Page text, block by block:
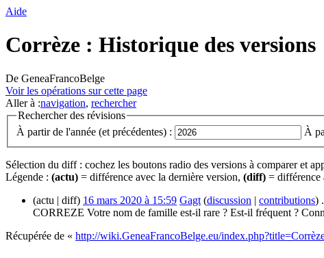
Aide
Corrèze : Historique des versions
De GeneaFrancoBelge
Voir les opérations sur cette page
Aller à :navigation, rechercher
Rechercher des révisions
À partir de l'année (et précédentes) :
À
Sélection du diff : cochez les boutons radio des versions à comparer et
Légende : (actu) = différence avec la dernière version, (diff) = différence
(actu | diff) 16 mars 2020 à 15:59 Gagt (discussion contributions)
CORREZE Votre nom de famille est-il rare ? Est-il fréquent ?
Récupérée de « http://wiki.GeneaFrancoBelge.eu/